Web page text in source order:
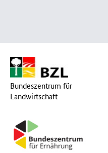
Bundeszentrum für
Landwirtschaft